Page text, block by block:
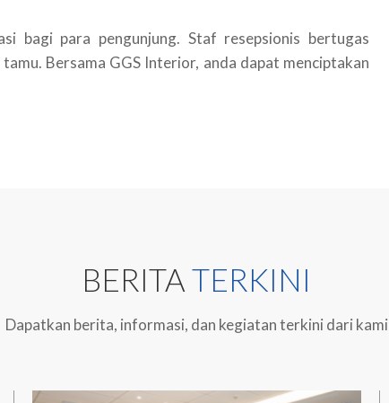
bagi para pengunjung. Staf resepsionis bertugas
Bersama GGS Interior, anda dapat menciptakan
BERITATERKINI
Dapatkan berita, informasi, dan kegiatan terkini dari kami